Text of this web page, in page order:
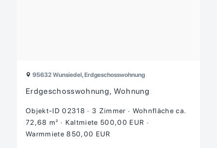
95632 Wunsiedel, Erdgeschosswohnung
Erdgeschosswohnung, Wohnung
Objekt-ID 02318 3 Zimmer
Wohnfläche ca.
72,68 m²
Kaltmiete 500,00 EUR
Warmmiete 850,00 EUR